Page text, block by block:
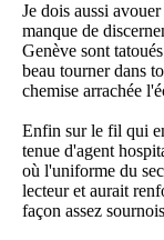
Je dois aussi
manque de
Genève sont
beau tourner dans
chemise arrachée
Enfin sur le fil qui
tenue d'agent
où l'uniforme du
lecteur et aurait
façon assez